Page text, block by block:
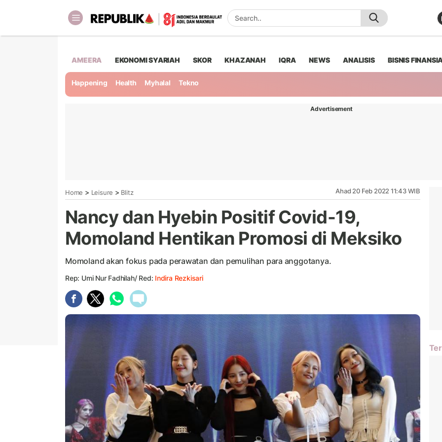
AMEERA EKONOMI SYARIAH SKOR KHAZANAH IQRA NEWS ANALISIS BISNIS
Happening Health Myhalal Tekno
Advertisement
Home > Leisure > Blitz Ahad 20 Feb 2022 11:43 WIB
Nancy dan Hyebin Positif Covid-19,
Momoland Hentikan Promosi di Meksiko
Momoland akan fokus pada perawatan dan pemulihan para anggotanya.
Rep: Umi Nur Fadhilah/ Red: Indira Rezkisari